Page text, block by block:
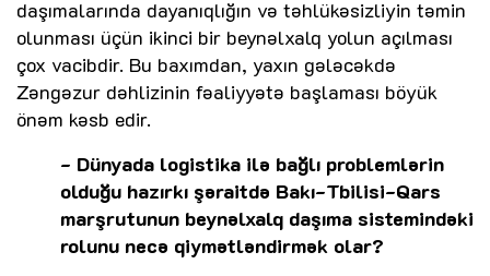
daşımalarında dayanıqlığın və təhlükəsizliyin təmin
olunması üçün ikinci bir beynəlxalq yolun açılması
çox vacibdir. Bu baxımdan, yaxın gələcəkdə
Zəngəzur dəhlizinin fəaliyyətə başlaması böyük
önəm kəsb edir.
- Dünyada logistika ilə bağlı problemlərin
olduğu hazırkı şəraitdə Bakı-Tbilisi-Qars
marşrutunun beynəlxalq daşıma sistemindəki
rolunu necə qiymətləndirmək olar?